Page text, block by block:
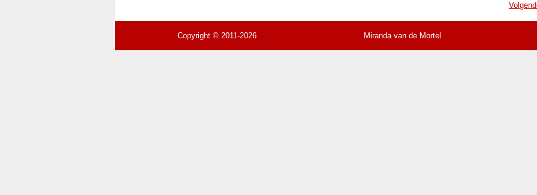
Copyright © 2011-2026 Miranda van de Mortel